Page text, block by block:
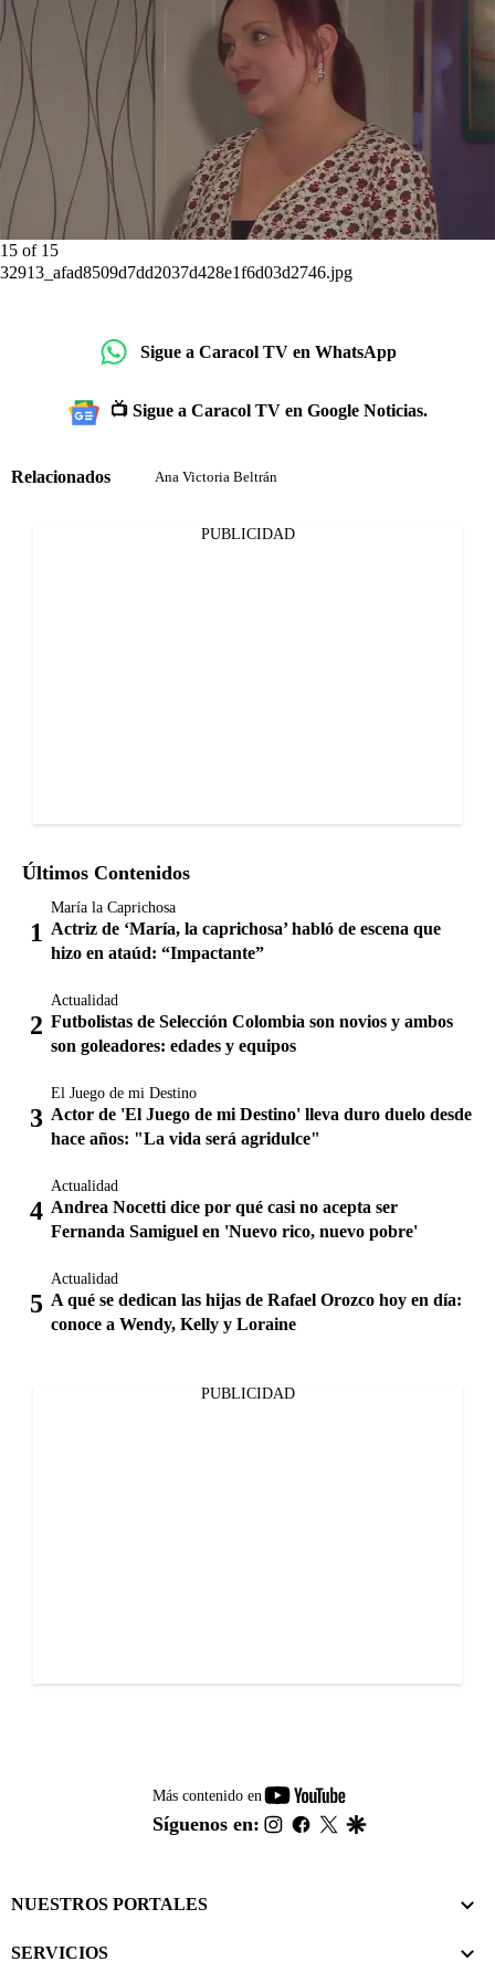
15 of 15
32913_afad8509d7dd2037d428e1f6d03d2746.jpg
Sigue a Caracol TV en WhatsApp
📺 Sigue a Caracol TV en Google Noticias.
Relacionados Ana Victoria Beltrán
PUBLICIDAD
Últimos Contenidos
María la Caprichosa
Actriz de ‘María, la caprichosa’ habló de escena que
hizo en ataúd: “Impactante”
Actualidad
Futbolistas de Selección Colombia son novios y ambos
son goleadores: edades y equipos
El Juego de mi Destino
Actor de 'El Juego de mi Destino' lleva duro duelo desde
hace años: "La vida será agridulce"
Actualidad
Andrea Nocetti dice por qué casi no acepta ser
Fernanda Samiguel en 'Nuevo rico, nuevo pobre'
Actualidad
A qué se dedican las hijas de Rafael Orozco hoy en día:
conoce a Wendy, Kelly y Loraine
PUBLICIDAD
Más contenido en
youtube-
footer
Síguenos en: instagram
facebook
twitter
NUESTROS PORTALES
SERVICIOS